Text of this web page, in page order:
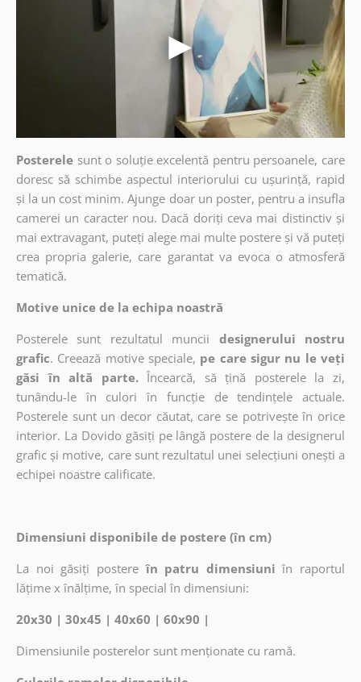
Posterele sunt o soluție excelentă pentru persoanele, care
doresc să schimbe aspectul interiorului cu ușurință, rapid
și la un cost minim. Ajunge doar un poster, pentru a insufla
camerei un caracter nou. Dacă doriți ceva mai distinctiv și
mai extravagant, puteți alege mai multe postere și vă puteți
crea propria galerie, care garantat va evoca o atmosferă
tematică.
Motive unice de la echipa noastră
Posterele sunt rezultatul muncii
designerului nostru
grafic. Creează motive speciale, pe care sigur nu le veți
găsi în altă parte. Încearcă, să țină posterele la zi,
tunându-le în culori în funcție de tendințele actuale.
Posterele sunt un decor căutat, care se potrivește în orice
interior. La Dovido găsiți pe lângă postere de la designerul
grafic și motive, care sunt rezultatul unei selecțiuni onești a
echipei noastre calificate.
Dimensiuni disponibile de postere (în cm)
La noi găsiți postere în patru dimensiuni în raportul
lățime x înălțime, în special în dimensiuni:
20x30 | 30x45 | 40x60 | 60x90 |
Dimensiunile posterelor sunt menționate cu ramă.